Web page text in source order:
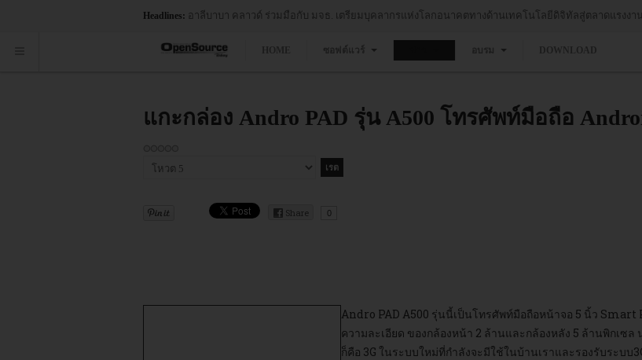
Headlines: ผลสำรวจ "The Next-Generation Cloud Strategy in Asia" พบว่า ในภูมิภาคเอเชีย ประเทศไทยเป็นผู้นำในก
HOME ซอฟต์แวร์ อบรม DOWNLOAD
แกะกล่อง Andro PAD รุ่น A500 โทรศัพท์มือถือ
กรุณา
Share
0
Andro PAD A500 รุ่นนี้เป็นโทรศัพท์มือถือหน้าจอ 5 นิ้ว
ความละเอียด ของกล้องหน้า 2 ล้านและกล้องหลัง 5 ล้านพิกเซ
ก็คือ 3G ในระบบใหม่ที่กำลังจะมีใช้ในบ้านเราและรองรับระบบ